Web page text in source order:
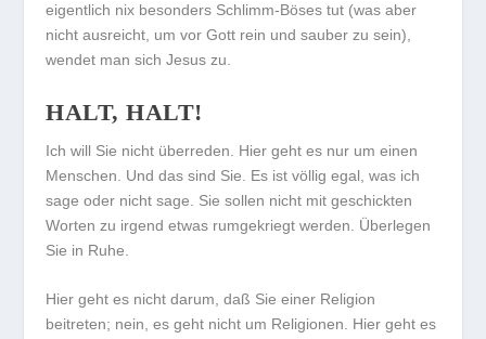
eigentlich nix besonders Schlimm-Böses tut (was aber
nicht ausreicht, um vor Gott rein und sauber zu sein),
wendet man sich Jesus zu.
HALT, HALT!
Ich will Sie nicht überreden. Hier geht es nur um einen
Menschen. Und das sind Sie. Es ist völlig egal, was ich
sage oder nicht sage. Sie sollen nicht mit geschickten
Worten zu irgend etwas rumgekriegt werden. Überlegen
Sie in Ruhe.
Hier geht es nicht darum, daß Sie einer Religion
beitreten; nein, es geht nicht um Religionen. Hier geht es